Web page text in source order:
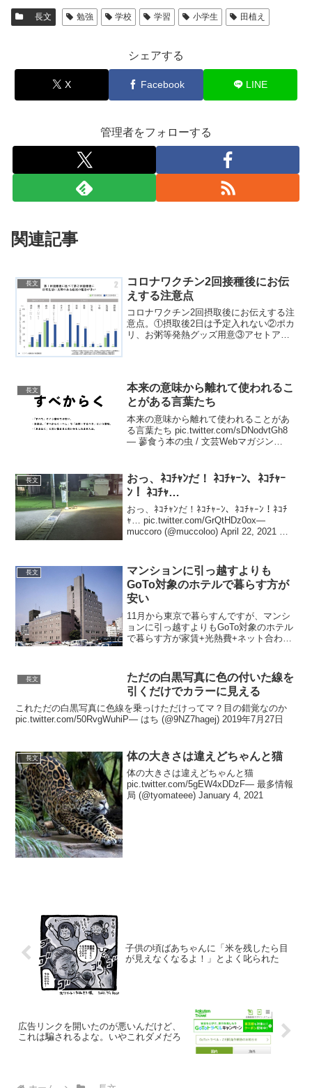
長文 勉強 学校 学習 小学生 田植え
シェアする
X Facebook LINE
管理者をフォローする
関連記事
長文
コロナワクチン2回接種後にお伝
えする注意点
コロナワクチン2回摂取後にお伝えする注
意点。①摂取後2日は予定入れない②ポカ
リ、お粥等発熱グッズ用意③アセトアミ
若い人の方が副...
長文
本来の意味から離れて使われるこ
とがある言葉たち
本来の意味から離れて使われることがあ
る言葉たち pic.twitter.com/sDNodvtGh8
— 蓼食う本の虫 / 文芸Webマガジン
長文
おっ、ﾈｺﾁｬﾝだ！ ﾈｺﾁｬｰﾝ、ﾈｺﾁｬｰ
ﾝ！ ﾈｺﾁｬ…
おっ、ﾈｺﾁｬﾝだ！ﾈｺﾁｬｰﾝ、ﾈｺﾁｬｰﾝ！ﾈｺﾁ
ｬ… pic.twitter.com/GrQtHDz0ox—
muccoro (@muccoloo) April 22, 2021 ウ
長文
マンションに引っ越すよりも
GoTo対象のホテルで暮らす方が
安い
11月から東京で暮らすんですが、マンシ
ョンに引っ越すよりもGoTo対象のホテル
で暮らす方が家賃+光熱費+ネット合わせ
(@fullmalio...
長文
ただの白黒写真に色の付いた線を
引くだけでカラーに見える
これただの白黒写真に色線を乗っけただけってマ？目の錯覚なのか
pic.twitter.com/50RvgWuhiP— はち (@9NZ7hagej) 2019年7月27日
長文 体の大きさは違えどちゃんと猫
体の大きさは違えどちゃんと猫
pic.twitter.com/5gEW4xDDzF— 最多情報
局 (@tyomateee) January 4, 2021
子供の頃ばあちゃんに「米を残したら目
が見えなくなるよ！」とよく叱られた
広告リンクを開いたのが悪いんだけど、
これは騙されるよな。いやこれダメだろ